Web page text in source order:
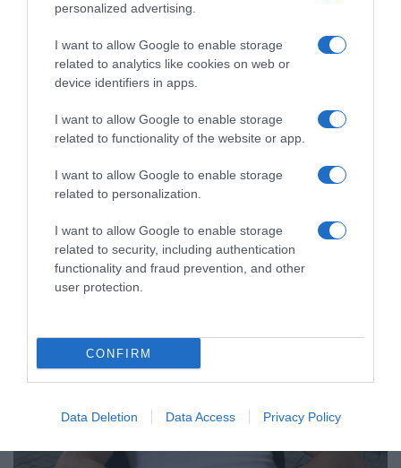
personalized advertising.
I want to allow Google to enable storage
related to analytics like cookies on web or
device identifiers in apps.
I want to allow Google to enable storage
related to functionality of the website or app.
I want to allow Google to enable storage
related to personalization.
I want to allow Google to enable storage
related to security, including authentication
functionality and fraud prevention, and other
user protection.
CONFIRM
Data Deletion Data Access Privacy Policy
LIFESTYLE